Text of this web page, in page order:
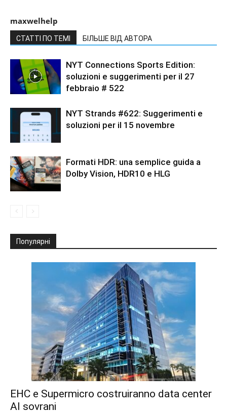
maxwelhelp
СТАТТІ ПО ТЕМІ БІЛЬШЕ ВІД АВТОРА
NYT Connections Sports Edition:
soluzioni e suggerimenti per il 27
febbraio # 522
NYT Strands #622: Suggerimenti e
soluzioni per il 15 novembre
Formati HDR: una semplice guida a
Dolby Vision, HDR10 e HLG
Популярні
EHC e Supermicro costruiranno data center
AI sovrani